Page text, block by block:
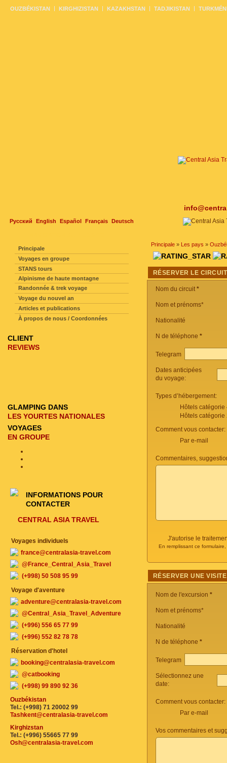
Русский English Español Français Deutsch
OUZBÉKISTAN KIRGHIZISTAN KAZAKHSTAN TADJIKISTAN
Principale » Les pays »
RÉSERVER LE CIRCUIT
Nom du circuit*
Nom et prénoms*
Nationalité
N de téléphone *
Telegram
Dates anticipées
du voyage:
Types d’hébergement:
Hôtels
Hôtels
Comment vous contacter:
Par e-mail
Commentaires,
J'autorise le
En remplissant ce
RÉSERVER UNE
Nom de l'excursion *
Nom et prénoms*
Nationalité
N de téléphone *
Telegram
Sélectionnez une
date:
Comment vous contacter:
Par e-mail
Vos commentaires et
Principale
Voyages en groupe
STANS tours
Alpinisme de haute montagne
Randonnée & trek voyage
Voyage du nouvel an
Articles et publications
À propos de nous / Coordonnées
CLIENT
REVIEWS
GLAMPING DANS
LES YOURTES NATIONALES
VOYAGES
EN GROUPE
INFORMATIONS POUR
CONTACTER
CENTRAL ASIA TRAVEL
Voyages individuels
france@centralasia-travel.com
@France_Central_Asia_Travel
(+998) 50 508 95 99
Voyage d'aventure
adventure@centralasia-travel.com
@Central_Asia_Travel_Adventure
(+996) 556 65 77 99
(+996) 552 82 78 78
Réservation d'hotel
booking@centralasia-travel.com
@catbooking
(+998) 99 890 92 36
Ouzbékistan
Tel.: (+998) 71 20002 99
Tashkent@centralasia-travel.com
Kirghizstan
Tel.: (+996) 55665 77 99
Osh@centralasia-travel.com